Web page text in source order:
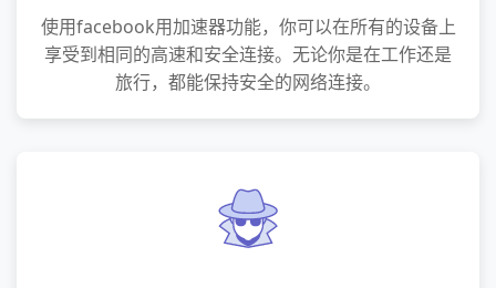
使用facebook用加速器功能，你可以在所有的设备上
享受到相同的高速和安全连接。无论你是在工作还是
旅行，都能保持安全的网络连接。